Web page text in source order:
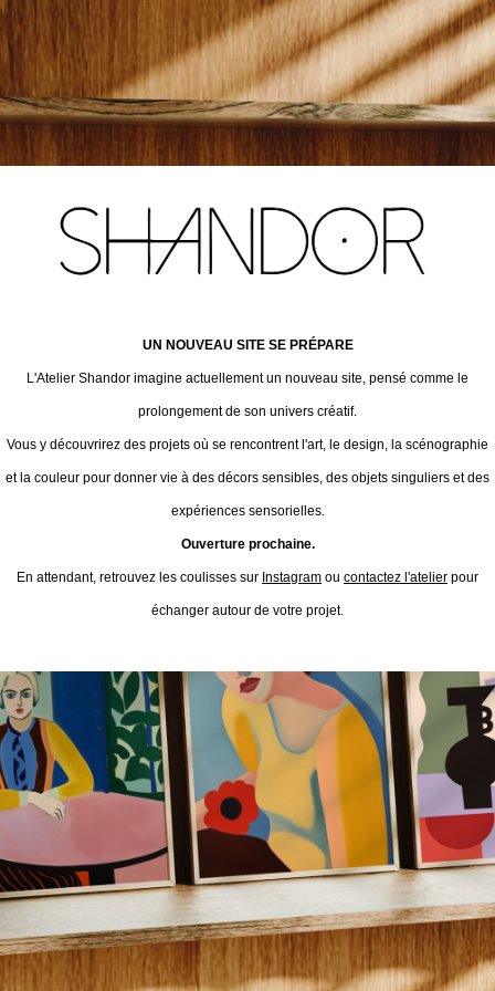
UN NOUVEAU SITE SE PRÉPARE
L'Atelier Shandor imagine actuellement un nouveau site, pensé comme le
prolongement de son univers créatif.
Vous y découvrirez des projets où se rencontrent l'art, le design, la scénographie
et la couleur pour donner vie à des décors sensibles, des objets singuliers et des
expériences sensorielles.
Ouverture prochaine.
En attendant, retrouvez les coulisses sur Instagram ou contactez l'atelier pour
échanger autour de votre projet.